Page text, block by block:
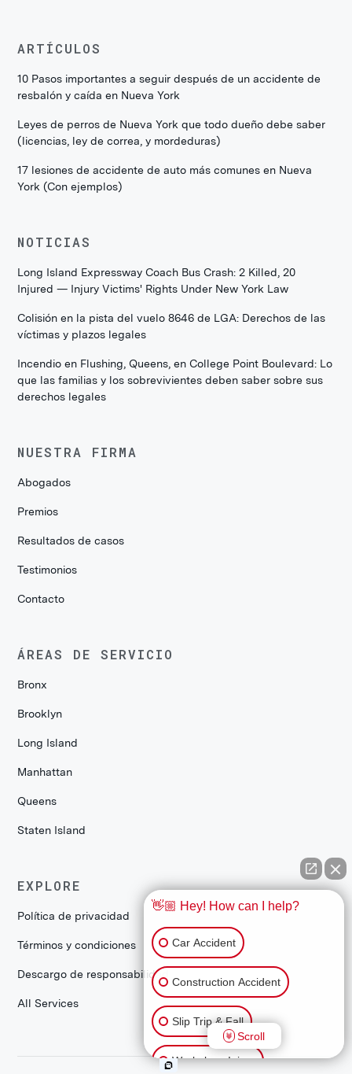
ARTÍCULOS
10 Pasos importantes a seguir después de un accidente de
resbalón y caída en Nueva York
Leyes de perros de Nueva York que todo dueño debe saber
(licencias, ley de correa, y mordeduras)
17 lesiones de accidente de auto más comunes en Nueva
York (Con ejemplos)
NOTICIAS
Long Island Expressway Coach Bus Crash: 2 Killed, 20
Injured — Injury Victims' Rights Under New York Law
Colisión en la pista del vuelo 8646 de LGA: Derechos de las
víctimas y plazos legales
Incendio en Flushing, Queens, en College Point Boulevard: Lo
que las familias y los sobrevivientes deben saber sobre sus
derechos legales
NUESTRA FIRMA
Abogados
Premios
Resultados de casos
Testimonios
Contacto
ÁREAS DE SERVICIO
Bronx
Brooklyn
Long Island
Manhattan
Queens
Staten Island
EXPLORE
Política de privacidad
Términos y condiciones
Descargo de responsabilidad
All Services
👋🏼 Hey! How can I help?
Car Accident
Construction Accident
Slip Trip & Fall
Workplace Injury
Scroll